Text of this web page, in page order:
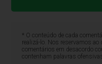
* O conteúdo de cada
realizá-lo. Nos reservamos
comentários em desacordo
contenham palavras